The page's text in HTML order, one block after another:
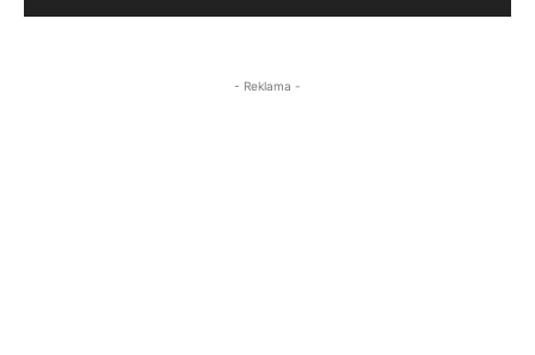
- Reklama -